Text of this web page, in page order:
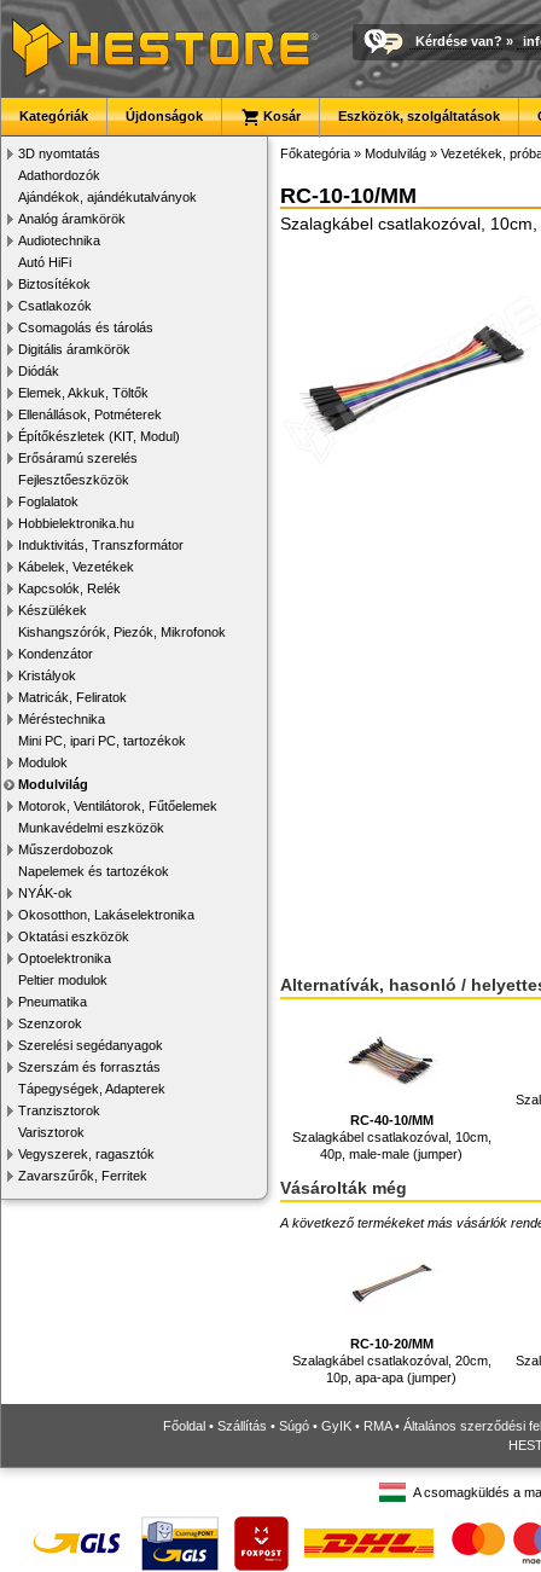
Kérdése van? »
Kategóriák Újdonságok Kosár Eszközök, szolgáltatások
3D nyomtatás
Adathordozók
Ajándékok, ajándékutalványok
Analóg áramkörök
Audiotechnika
Autó HiFi
Biztosítékok
Csatlakozók
Csomagolás és tárolás
Digitális áramkörök
Diódák
Elemek, Akkuk, Töltők
Ellenállások, Potméterek
Építőkészletek (KIT, Modul)
Erősáramú szerelés
Fejlesztőeszközök
Foglalatok
Hobbielektronika.hu
Induktivitás, Transzformátor
Kábelek, Vezetékek
Kapcsolók, Relék
Készülékek
Kishangszórók, Piezók, Mikrofonok
Kondenzátor
Kristályok
Matricák, Feliratok
Méréstechnika
Mini PC, ipari PC, tartozékok
Modulok
Modulvilág
Motorok, Ventilátorok, Fűtőelemek
Munkavédelmi eszközök
Műszerdobozok
Napelemek és tartozékok
NYÁK-ok
Okosotthon, Lakáselektronika
Oktatási eszközök
Optoelektronika
Peltier modulok
Pneumatika
Szenzorok
Szerelési segédanyagok
Szerszám és forrasztás
Tápegységek, Adapterek
Tranzisztorok
Varisztorok
Vegyszerek, ragasztók
Zavarszűrők, Ferritek
Főkategória » Modulvilág » Vezetékek,
RC-10-10/MM
Szalagkábel csatlakozóval,
Alternatívák, hasonló /
RC-40-10/MM
Szalagkábel csatlakozóval, 10cm,
40p, male-male (jumper)
Vásárolták még
A következő termékeket más vásárlók
RC-10-20/MM
Szalagkábel csatlakozóval, 20cm,
10p, apa-apa (jumper)
Főoldal • Szállítás • Súgó • GyIK • RMA• Általános szerződési
A csomagküldés a